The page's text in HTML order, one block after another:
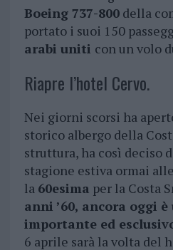
Boeing 737-800della
portato i suoi 150
arabi uniti con un volo
Riapre l’hotel Cervo.
Nei giorni scorsi ha
storico albergo della
struttura, ha così deciso
stagione estiva ormai
la 60esima per la Costa
anni ’60, ancora oggi
importante ed
6 aprile sarà la volta del